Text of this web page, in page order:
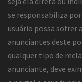
se responsabiliza
usuário possa sofrer
anunciantes deste
qualquer tipo de
anunciante, deve